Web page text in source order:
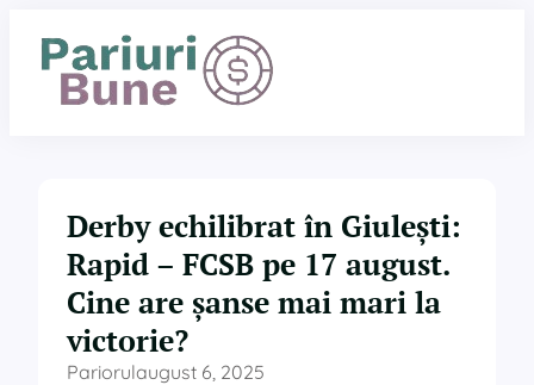
conținut
Derby echilibrat în Giulești:
Rapid – FCSB pe 17 august.
Cine are șanse mai mari la
victorie?
Pariorulaugust 6, 2025